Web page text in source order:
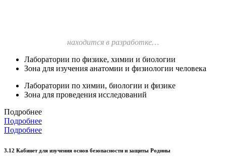
находится в разработке…
Лаборатории по физике, химии и биологии
Зона для изучения анатомии и физиологии человека
Лаборатории по химии, биологии и физике
Зона для проведения исследований
Подробнее
Подробнее
Подробнее
3.12 Кабинет для изучения основ безопасности и защиты Родины